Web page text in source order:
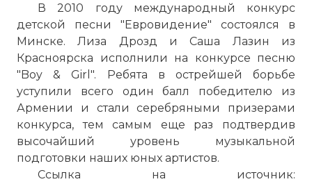
В 2010 году международный конкурс
детской песни "Евровидение" состоялся в
Минске. Лиза Дрозд и Саша Лазин из
Красноярска исполнили на конкурсе песню
"Boy & Girl". Ребята в острейшей борьбе
уступили всего один балл победителю из
Армении и стали серебряными призерами
конкурса, тем самым еще раз подтвердив
высочайший уровень музыкальной
подготовки наших юных артистов.
Ссылка на источник: